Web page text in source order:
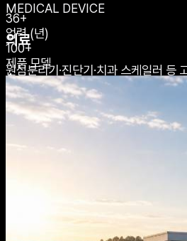
MEDICAL DEVICE
의료
원심분리기·진단기·치과 스케일러 등
를 설계·공급합니다.
36+
업력 (년)
100+
제품 모델
4
주요 사업영역
ISO
품질 인증